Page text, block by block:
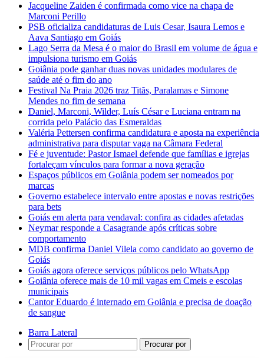
Jacqueline Zaiden é confirmada como vice na chapa de
Marconi Perillo
PSB oficializa candidaturas de Luis Cesar, Isaura Lemos e
Aava Santiago em Goiás
Lago Serra da Mesa é o maior do Brasil em volume de água e
impulsiona turismo em Goiás
Goiânia pode ganhar duas novas unidades modulares de
saúde até o fim do ano
Festival Na Praia 2026 traz Titãs, Paralamas e Simone
Mendes no fim de semana
Daniel, Marconi, Wilder, Luís César e Luciana entram na
corrida pelo Palácio das Esmeraldas
Valéria Pettersen confirma candidatura e aposta na experiência
administrativa para disputar vaga na Câmara Federal
Fé e juventude: Pastor Ismael defende que famílias e igrejas
fortaleçam vínculos para formar a nova geração
Espaços públicos em Goiânia podem ser nomeados por
marcas
Governo estabelece intervalo entre apostas e novas restrições
para bets
Goiás em alerta para vendaval: confira as cidades afetadas
Neymar responde a Casagrande após críticas sobre
comportamento
MDB confirma Daniel Vilela como candidato ao governo de
Goiás
Goiás agora oferece serviços públicos pelo WhatsApp
Goiânia oferece mais de 10 mil vagas em Cmeis e escolas
municipais
Cantor Eduardo é internado em Goiânia e precisa de doação
de sangue
Barra Lateral
Procurar por